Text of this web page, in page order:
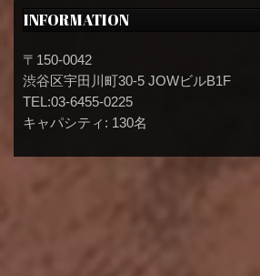
INFORMATION
〒150-0042
渋谷区宇田川町30-5 JOWビルB1F
TEL:03-6455-0225
キャパシティ: 130名